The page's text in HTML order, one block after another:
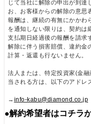
できます。
また、個人投資家
ルすることもできま
機)がある時に大き
と、これはリーマ
コロナパンデミック
長期の視点で見れ
す。経済成長してい
じて当社に解除の申出が到達
お、お客様からの解除の意思
報酬は、継続の有無にかかわ
を通知しない限りは、契約は
支払期日経過後の報酬を請求
解除に伴う損害賠償、違約金
計算・返還も行ないません。
法人または、特定投資家(金
当される方は、以下のアドレ
→ info-kabu@diamond.co.jp
●解約希望者はコチラ